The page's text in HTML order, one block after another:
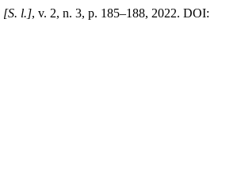
[S. l.], v. 2, n. 3, p. 185–188, 2022. DOI: